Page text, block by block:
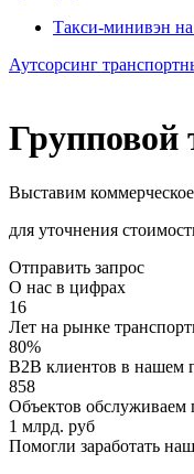
Такси-минивэн на
Аутсорсинг
Групповой
Выставим
для уточнения
Отправить запрос
О нас в цифрах
16
Лет на рынке
80%
B2B клиентов в нашем
858
Объектов обслуживаем
1 млрд. руб
Помогли заработать